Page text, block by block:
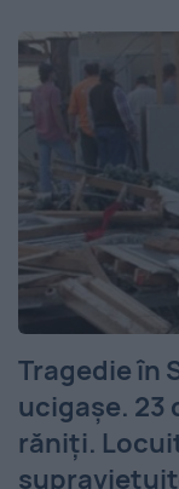
Tragedie în
ucigaşe. 23
răniţi.